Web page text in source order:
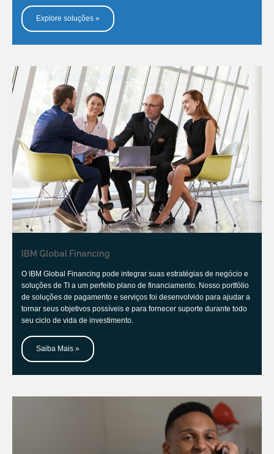
Explore soluções »
IBM Global Financing
O IBM Global Financing pode integrar suas estratégias de negócio e
soluções de TI a um perfeito plano de financiamento. Nosso portfólio
de soluções de pagamento e serviços foi desenvolvido para ajudar a
tornar seus objetivos possíveis e para fornecer suporte durante todo
seu ciclo de vida de investimento.
Saiba Mais »